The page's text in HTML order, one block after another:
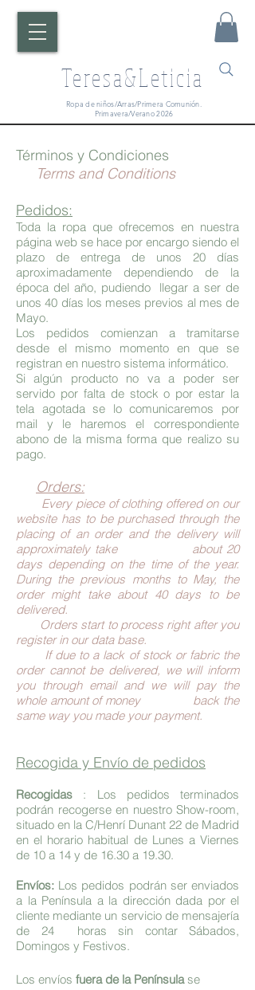
Teresa&Leticia
Ropa de niños/Arras/Primera Comunión.
Primavera/Verano 2026
Términos y Condiciones
Terms and Conditions
Pedidos:
Toda la ropa que ofrecemos en nuestra
página web se hace por encargo siendo el
plazo de entrega de unos 20 días
aproximadamente dependiendo de la
época del año, pudiendo llegar a ser de
unos 40 días los meses previos al mes de
Mayo.
Los pedidos comienzan a tramitarse
desde el mismo momento en que se
registran en nuestro sistema informático.
Si algún producto no va a poder ser
servido por falta de stock o por estar la
tela agotada se lo comunicaremos por
mail y le haremos el correspondiente
abono de la misma forma que realizo su
pago.
Orders:
Every piece of clothing offered on our
website has to be purchased through the
placing of an order and the delivery will
approximately take about 20
days depending on the time of the year.
During the previous months to May, the
order might take about 40 days to be
delivered.
Orders start to process right after you
register in our data base.
If due to a lack of stock or fabric the
order cannot be delivered, we will inform
you through email and we will pay the
whole amount of money back the
same way you made your payment.
Recogida y Envío de pedidos
Recogidas : Los pedidos terminados
podrán recogerse en nuestro Show-room,
situado en la C/Henrí Dunant 22 de Madrid
en el horario habitual de Lunes a Viernes
de 10 a 14 y de 16.30 a 19.30.
Envíos: Los pedidos podrán ser enviados
a la Península a la dirección dada por el
cliente mediante un servicio de mensajería
de 24 horas sin contar Sábados,
Domingos y Festivos.
Los envíos fuera de la Penínsulase